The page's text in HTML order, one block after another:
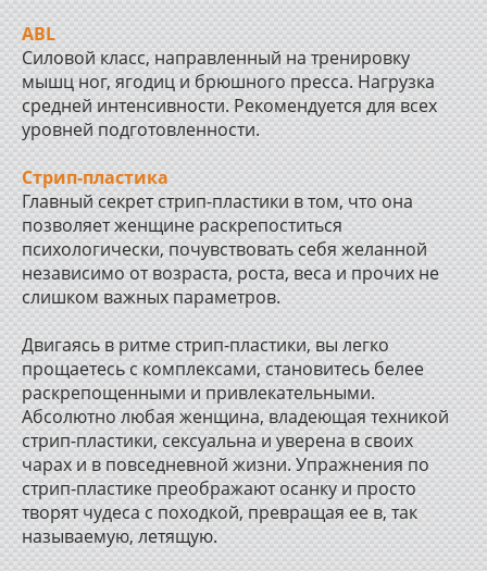
ABL
Силовой класс, направленный на тренировку
мышц ног, ягодиц и брюшного пресса. Нагрузка
средней интенсивности. Рекомендуется для всех
уровней подготовленности.
Стрип-пластика
Главный секрет стрип-пластики в том, что она
позволяет женщине раскрепоститься
психологически, почувствовать себя желанной
независимо от возраста, роста, веса и прочих не
слишком важных параметров.
Двигаясь в ритме стрип-пластики, вы легко
прощаетесь с комплексами, становитесь белее
раскрепощенными и привлекательными.
Абсолютно любая женщина, владеющая техникой
стрип-пластики, сексуальна и уверена в своих
чарах и в повседневной жизни. Упражнения по
стрип-пластике преображают осанку и просто
творят чудеса с походкой, превращая ее в, так
называемую, летящую.